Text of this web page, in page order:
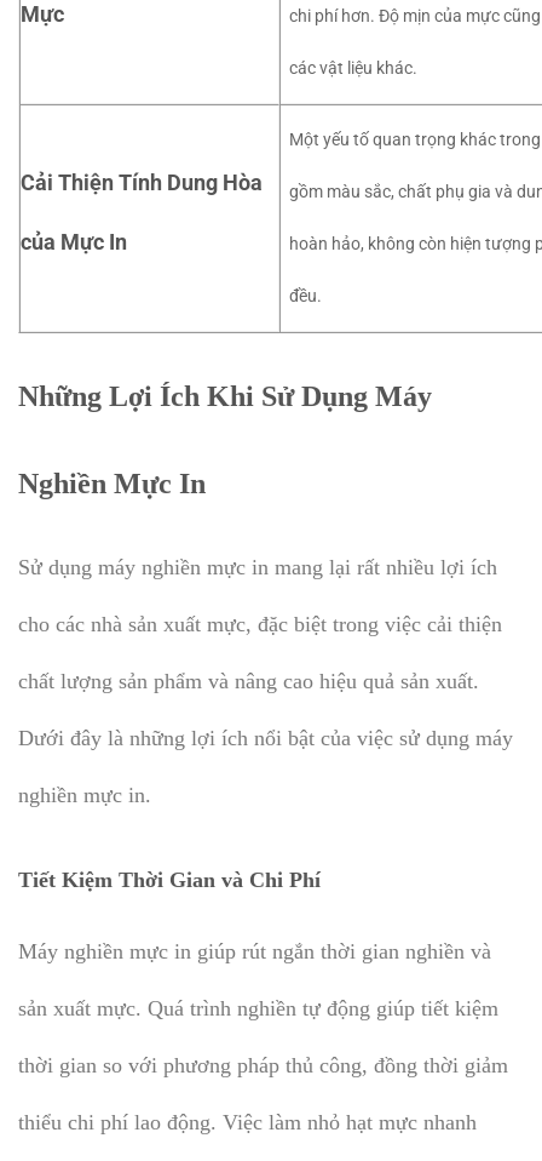
Mực chi phí hơn. Độ mịn của mực
các vật liệu khác.
Cải Thiện Tính Dung Hòa
của Mực In
Một yếu tố quan trọng khác
gồm màu sắc, chất phụ gia và
hoàn hảo, không còn hiện
đều.
Những Lợi Ích Khi Sử Dụng Máy
Nghiền Mực In
Sử dụng máy nghiền mực in mang lại rất nhiều lợi ích
cho các nhà sản xuất mực, đặc biệt trong việc cải thiện
chất lượng sản phẩm và nâng cao hiệu quả sản xuất.
Dưới đây là những lợi ích nổi bật của việc sử dụng máy
nghiền mực in.
Tiết Kiệm Thời Gian và Chi Phí
Máy nghiền mực in giúp rút ngắn thời gian nghiền và
sản xuất mực. Quá trình nghiền tự động giúp tiết kiệm
thời gian so với phương pháp thủ công, đồng thời giảm
thiểu chi phí lao động. Việc làm nhỏ hạt mực nhanh